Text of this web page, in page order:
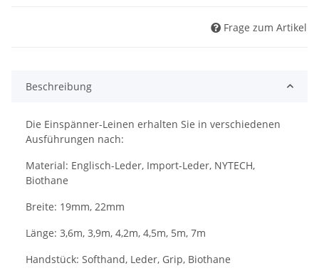
Frage zum Artikel
Beschreibung
Die Einspänner-Leinen erhalten Sie in verschiedenen
Ausführungen nach:
Material: Englisch-Leder, Import-Leder, NYTECH,
Biothane
Breite: 19mm, 22mm
Länge: 3,6m, 3,9m, 4,2m, 4,5m, 5m, 7m
Handstück: Softhand, Leder, Grip, Biothane